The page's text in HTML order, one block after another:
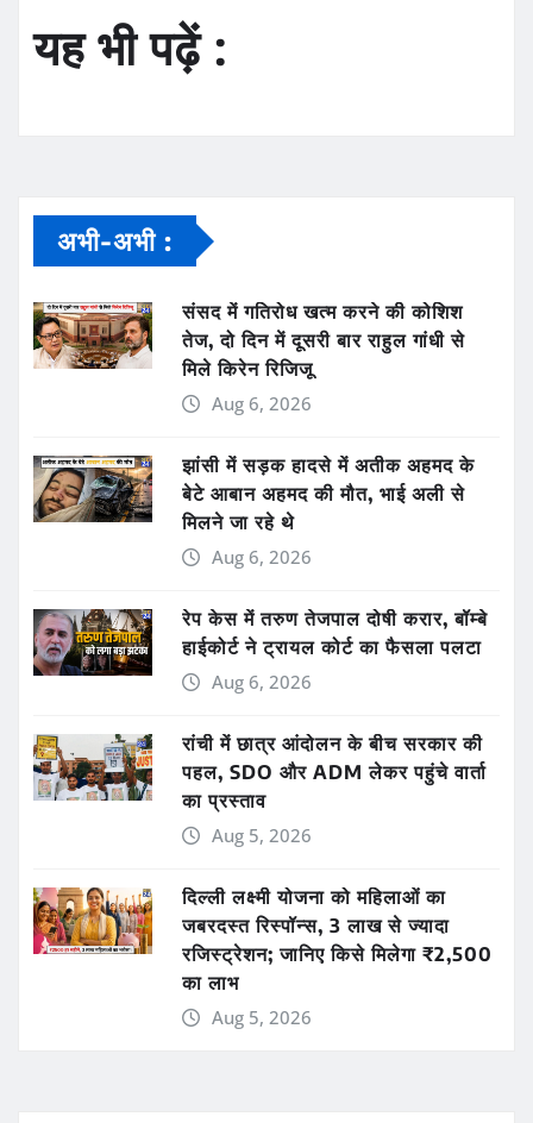
यह भी पढ़ें :
अभी-अभी :
संसद में गतिरोध खत्म करने की कोशिश
तेज, दो दिन में दूसरी बार राहुल गांधी से
मिले किरेन रिजिजू
Aug 6, 2026
झांसी में सड़क हादसे में अतीक अहमद के
बेटे आबान अहमद की मौत, भाई अली से
मिलने जा रहे थे
Aug 6, 2026
रेप केस में तरुण तेजपाल दोषी करार, बॉम्बे
हाईकोर्ट ने ट्रायल कोर्ट का फैसला पलटा
Aug 6, 2026
रांची में छात्र आंदोलन के बीच सरकार की
पहल, SDO और ADM लेकर पहुंचे वार्ता
का प्रस्ताव
Aug 5, 2026
दिल्ली लक्ष्मी योजना को महिलाओं का
जबरदस्त रिस्पॉन्स, 3 लाख से ज्यादा
रजिस्ट्रेशन; जानिए किसे मिलेगा ₹2,500
का लाभ
Aug 5, 2026